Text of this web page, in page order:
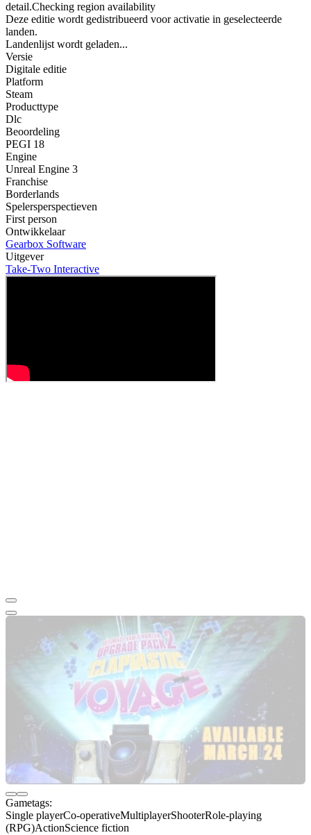
detail.Checking region availability
Deze editie wordt gedistribueerd voor activatie in geselecteerde
landen.
Landenlijst wordt geladen...
Versie
Digitale editie
Platform
Steam
Producttype
Dlc
Beoordeling
PEGI 18
Engine
Unreal Engine 3
Franchise
Borderlands
Spelersperspectieven
First person
Ontwikkelaar
Gearbox Software
Uitgever
Take-Two Interactive
Gametags:
Single playerCo-operativeMultiplayerShooterRole-playing
(RPG)ActionScience fiction